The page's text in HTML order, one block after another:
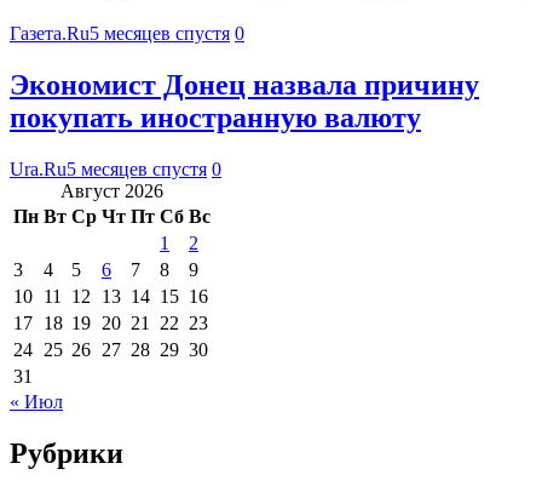
Газета.Ru5 месяцев спустя 0
Экономист Донец назвала причину
покупать иностранную валюту
Ura.Ru5 месяцев спустя 0
Август 2026
Пн Вт Ср Чт Пт Сб Вс
1
2
3
4 5 6 7 8
9
10 11 12 13 14 15 16
17 18 19 20 21 22 23
24 25 26 27 28 29 30
31
« Июл
Рубрики